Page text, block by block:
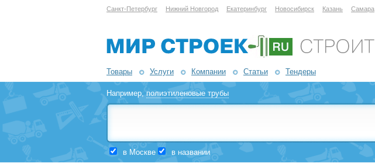
Санкт-Петербург Нижний Новгород Екатеринбург Новосибирск Казань Самара
Товары Услуги Компании Статьи Тендеры
Например,полиэтиленовые трубы
в Москве в названии